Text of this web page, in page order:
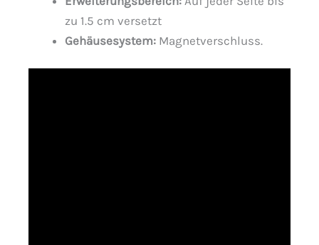
zu 1.5 cm versetzt
Gehäusesystem: Magnetverschluss.